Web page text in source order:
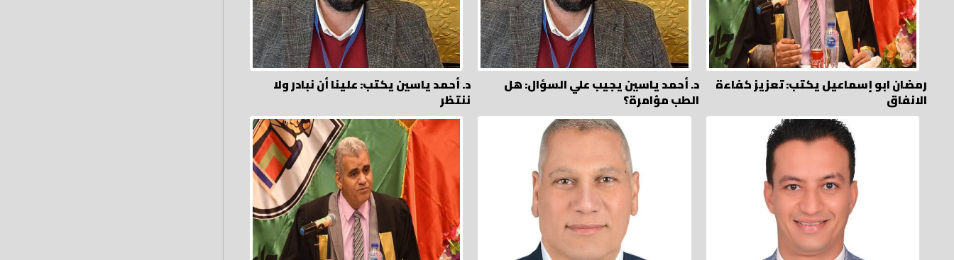
رمضان ابو إسماعيل يكتب: تعزيز كفاءة
الانفاق
د. أحمد ياسين يجيب علي السؤال: هل
الطب مؤامرة؟
د. أحمد ياسين يكتب: علينا أن نبادر ولا
ننتظر